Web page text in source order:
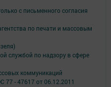
с письменного согласия
по печати и массовым
службой по надзору в сфере
коммуникаций
- 47617 от 06.12.2011